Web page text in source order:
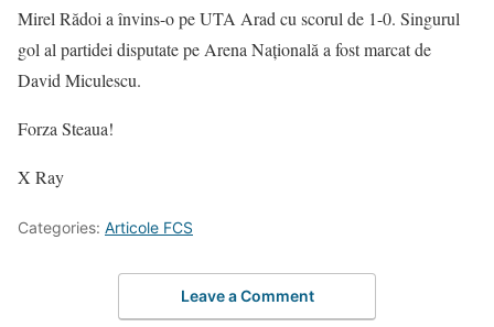
Mirel Rădoi a învins-o pe UTA Arad cu scorul de 1-0. Singurul
gol al partidei disputate pe Arena Națională a fost marcat de
David Miculescu.
Forza Steaua!
X Ray
Categories: Articole FCS
Leave a Comment